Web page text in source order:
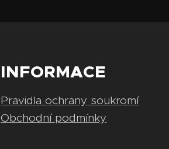
INFORMACE
Pravidla ochrany soukromí
Obchodní podmínky